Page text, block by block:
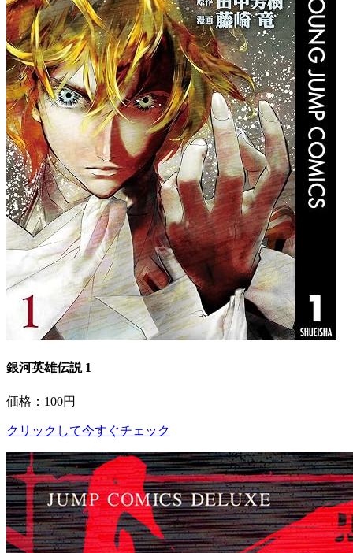
銀河英雄伝説 1
価格：100円
クリックして今すぐチェック